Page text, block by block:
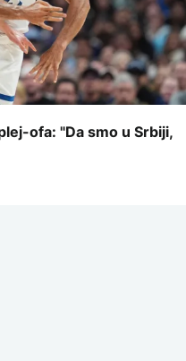
ofa: "Da smo u Srbiji,